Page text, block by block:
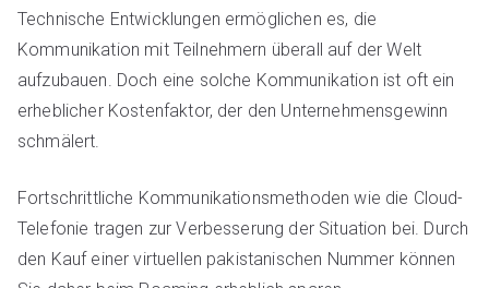
Technische Entwicklungen ermöglichen es, die
Kommunikation mit Teilnehmern überall auf der Welt
aufzubauen. Doch eine solche Kommunikation ist oft ein
erheblicher Kostenfaktor, der den Unternehmensgewinn
schmälert.
Fortschrittliche Kommunikationsmethoden wie die Cloud-
Telefonie tragen zur Verbesserung der Situation bei. Durch
den Kauf einer virtuellen pakistanischen Nummer können